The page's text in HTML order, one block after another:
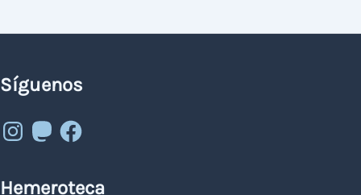
Síguenos
Instagram
MastodonFacebook
Hemeroteca